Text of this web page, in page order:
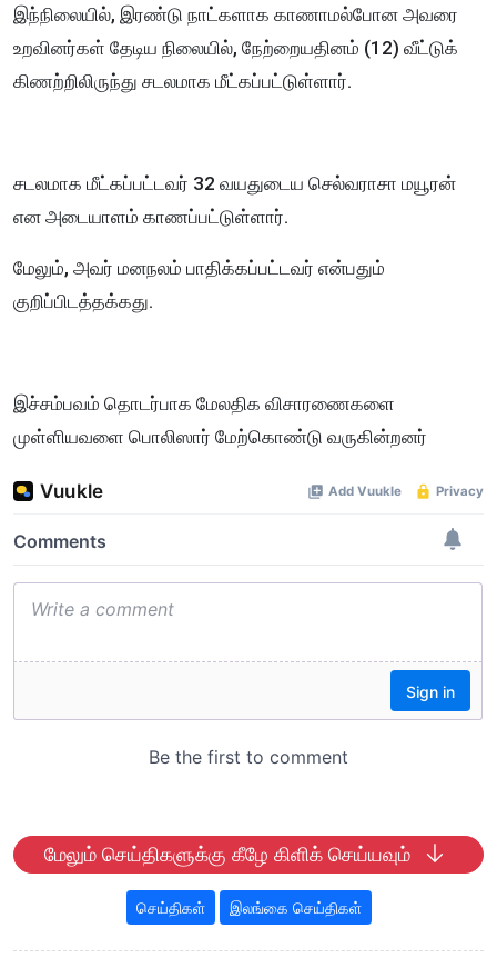
இந்நிலையில், இரண்டு நாட்களாக காணாமல்போன அவரை
உறவினர்கள் தேடிய நிலையில், நேற்றையதினம் (12) வீட்டுக்
கிணற்றிலிருந்து சடலமாக மீட்கப்பட்டுள்ளார்.
சடலமாக மீட்கப்பட்டவர் 32 வயதுடைய செல்வராசா மயூரன்
என அடையாளம் காணப்பட்டுள்ளார்.
மேலும், அவர் மனநலம் பாதிக்கப்பட்டவர் என்பதும்
குறிப்பிடத்தக்கது.
இச்சம்பவம் தொடர்பாக மேலதிக விசாரணைகளை
முள்ளியவளை பொலிஸார் மேற்கொண்டு வருகின்றனர்
மேலும் செய்திகளுக்கு கீழே கிளிக் செய்யவும்
செய்திகள் இலங்கை செய்திகள்